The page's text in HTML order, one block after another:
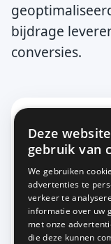
bijdrage
conversies.
Online
Deze
gebruik van
We gebruiken
advertenties te
verkeer te
informatie over uw
met onze
die deze kunnen